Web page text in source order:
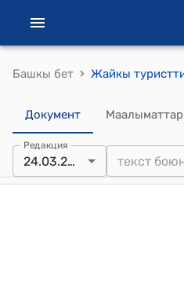
Башкы бет ›
Документ Маалыматтар
Редакция
24.03.2025